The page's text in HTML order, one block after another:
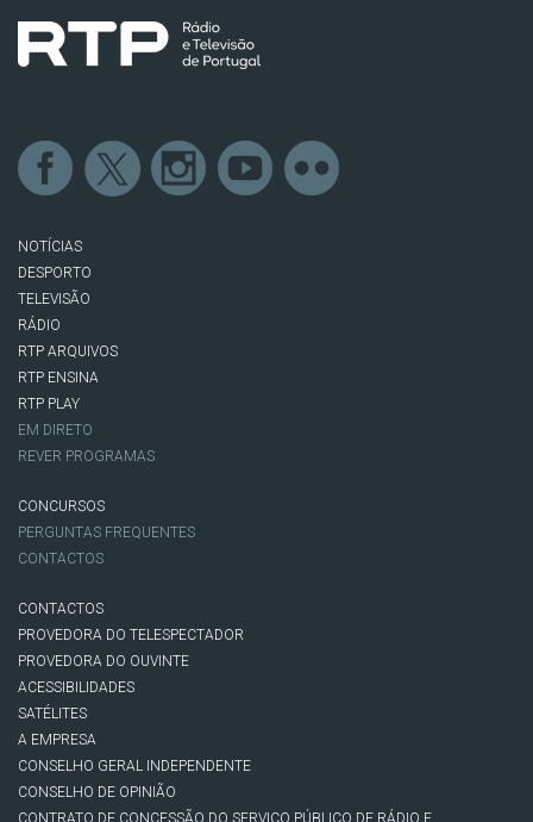
NOTÍCIAS
DESPORTO
TELEVISÃO
RÁDIO
RTP ARQUIVOS
RTP ENSINA
RTP PLAY
EM DIRETO
REVER PROGRAMAS
CONCURSOS
PERGUNTAS FREQUENTES
CONTACTOS
CONTACTOS
PROVEDORA DO TELESPECTADOR
PROVEDORA DO OUVINTE
ACESSIBILIDADES
SATÉLITES
A EMPRESA
CONSELHO GERAL INDEPENDENTE
CONSELHO DE OPINIÃO
CONTRATO DE CONCESSÃO DO SERVIÇO PÚBLICO DE RÁDIO E